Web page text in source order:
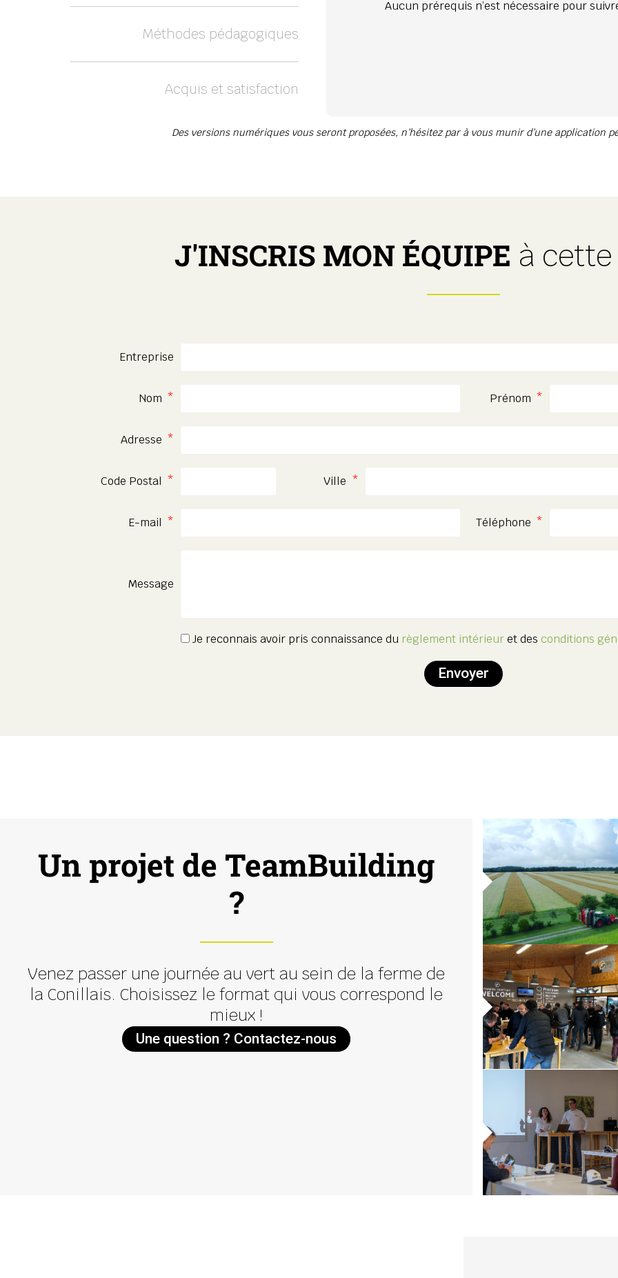
Méthodes pédagogiques
Acquis et satisfaction
Aucun prérequis n’est nécessaire pour
Des versions numériques vous seront proposées, n’hésitez par à vous munir d’une application
J'INSCRIS MON ÉQUIPE à
Entreprise
Nom Prénom
Adresse
Code Postal Ville
E-mail Téléphone
Message
Je reconnais avoir pris connaissance du règlement intérieuret des conditions
Envoyer
Un projet de TeamBuilding
?
Venez passer une journée au vert au sein de la ferme de
la Conillais. Choisissez le format qui vous correspond le
mieux !
Une question ? Contactez-nous